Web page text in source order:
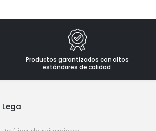
Productos garantizados con altos
estándares de calidad.
Legal